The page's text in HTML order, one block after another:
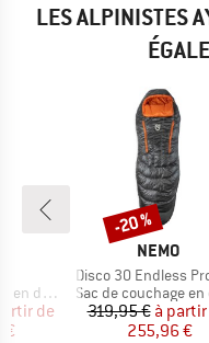
LES ALPINISTES
duvet
réduit
de
€
MARQUE
NEMO
Article
Disco 30 Endless
Product group
Sac de couchage en
Prix
319,95 € Prix
à
255,96 €
Remise
-20 %